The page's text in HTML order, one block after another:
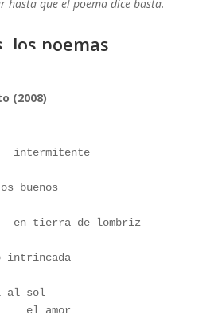
hasta que el poema dice basta.
los poemas
(2008)
                 intermitente
buenos
                 en tierra de lombriz
intrincada
al sol
                   el amor